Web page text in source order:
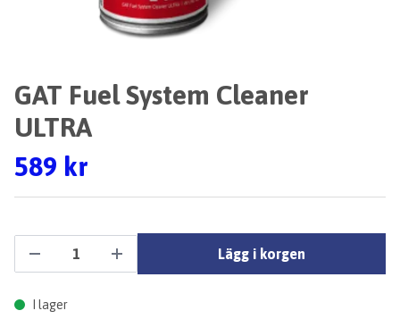
GAT Fuel System Cleaner
ULTRA
589 kr
Lägg i korgen
I lager